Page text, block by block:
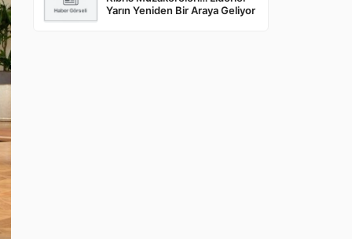
Yarın Yeniden Bir Araya Geliyor